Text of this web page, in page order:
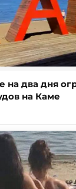
на два дня
на Каме